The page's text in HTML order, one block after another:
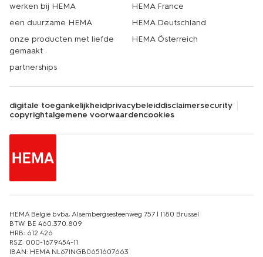
werken bij HEMA
een duurzame HEMA
onze producten met liefde
gemaakt
partnerships
HEMA France
HEMA Deutschland
HEMA Österreich
digitale toegankelijkheidprivacybeleiddisclaimersecurity
copyrightalgemene voorwaardencookies
HEMA België bvba, Alsembergsesteenweg 757 | 1180 Brussel
BTW: BE 460.370.809
HRB: 612.426
RSZ: 000-1679454-11
IBAN: HEMA NL67INGB0651607663